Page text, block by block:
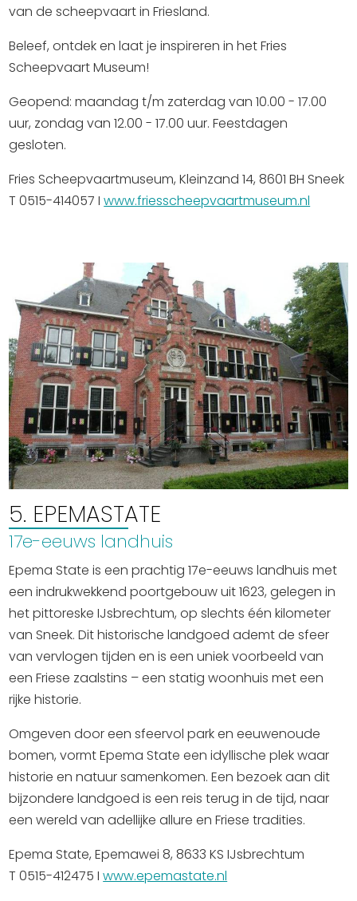
van de scheepvaart in Friesland.
Beleef, ontdek en laat je inspireren in het Fries
Scheepvaart Museum!
Geopend: maandag t/m zaterdag van 10.00 - 17.00
uur, zondag van 12.00 - 17.00 uur. Feestdagen
gesloten.
Fries Scheepvaartmuseum, Kleinzand 14, 8601 BH Sneek
T 0515-414057 Iwww.friesscheepvaartmuseum.nl
5. EPEMASTATE
17e-eeuws landhuis
Epema State is een prachtig 17e-eeuws landhuis met
een indrukwekkend poortgebouw uit 1623, gelegen in
het pittoreske IJsbrechtum, op slechts één kilometer
van Sneek. Dit historische landgoed ademt de sfeer
van vervlogen tijden en is een uniek voorbeeld van
een Friese zaalstins – een statig woonhuis met een
rijke historie.
Omgeven door een sfeervol park en eeuwenoude
bomen, vormt Epema State een idyllische plek waar
historie en natuur samenkomen. Een bezoek aan dit
bijzondere landgoed is een reis terug in de tijd, naar
een wereld van adellijke allure en Friese tradities.
Epema State, Epemawei 8, 8633 KS IJsbrechtum
T 0515-412475 Iwww.epemastate.nl